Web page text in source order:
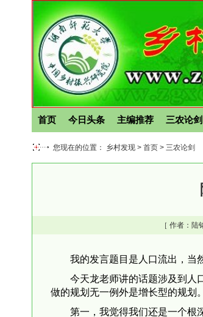
首页 今日头条 主编推荐 三农论剑
您现在的位置： 乡村发现 > 首页 > 三农论剑
［ 作者：陆
我的发言题目是人口流出，当
今天龙老师讲的话题涉及到人
做的规划无一例外是增长型的规划
第一，我觉得我们还是一个根